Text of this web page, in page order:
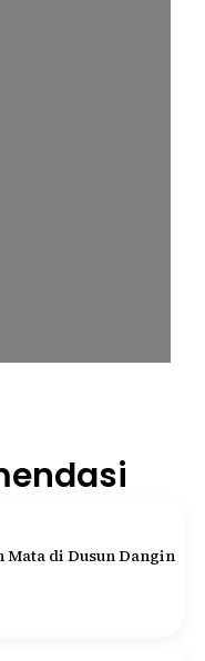
Mata di Dusun Dangin